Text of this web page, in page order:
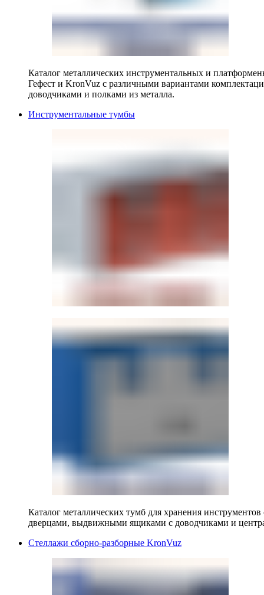
Каталог металлических инструментальных и
Гефест и KronVuz с различными вариантами
доводчиками и полками из металла.
Инструментальные тумбы
Каталог металлических тумб для хранения
дверцами, выдвижными ящиками с доводчиками и
Стеллажи сборно-разборные KronVuz